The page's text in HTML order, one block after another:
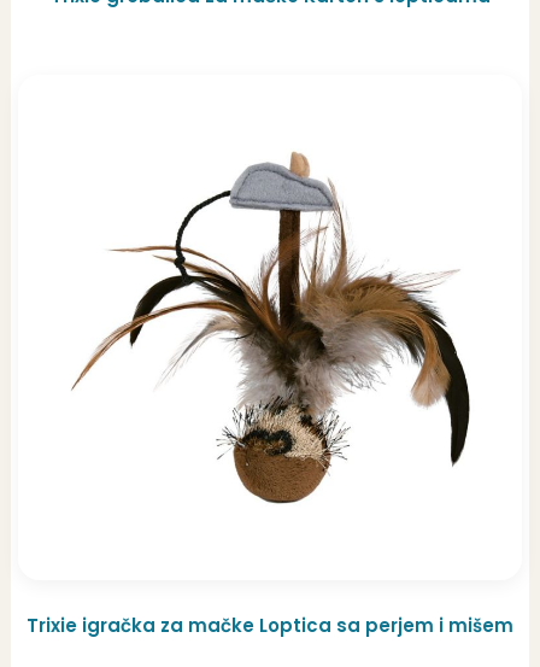
Trixie igračka za mačke Loptica sa perjem i mišem